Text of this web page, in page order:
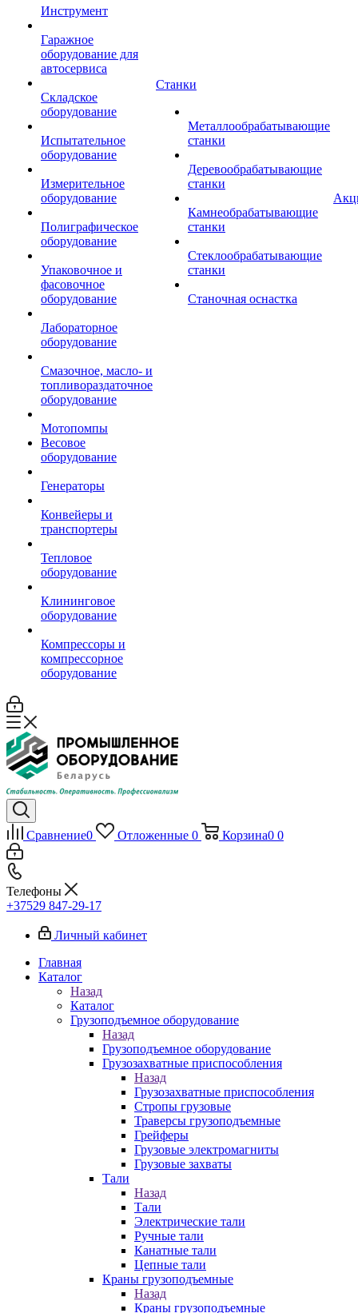
Инструмент
Гаражное
оборудование для
автосервиса
Складское
оборудование
Испытательное
оборудование
Измерительное
оборудование
Полиграфическое
оборудование
Упаковочное и
фасовочное
оборудование
Лабораторное
оборудование
Смазочное, масло- и
топливораздаточное
оборудование
Мотопомпы
Весовое
оборудование
Генераторы
Конвейеры и
транспортеры
Тепловое
оборудование
Клининговое
оборудование
Компрессоры и
компрессорное
оборудование
Станки
Металлообрабатывающие
станки
Деревообрабатывающие
станки
Камнеобрабатывающие
станки
Стеклообрабатывающие
станки
Станочная оснастка
Сравнение0 Отложенные 0 Корзина0 0
Телефоны
+37529 847-29-17‬
Личный кабинет
Главная
Каталог
Назад
Каталог
Грузоподъемное оборудование
Назад
Грузоподъемное оборудование
Грузозахватные приспособления
Назад
Грузозахватные приспособления
Стропы грузовые
Траверсы грузоподъемные
Грейферы
Грузовые электромагниты
Грузовые захваты
Тали
Назад
Тали
Электрические тали
Ручные тали
Канатные тали
Цепные тали
Краны грузоподъемные
Назад
Краны грузоподъемные